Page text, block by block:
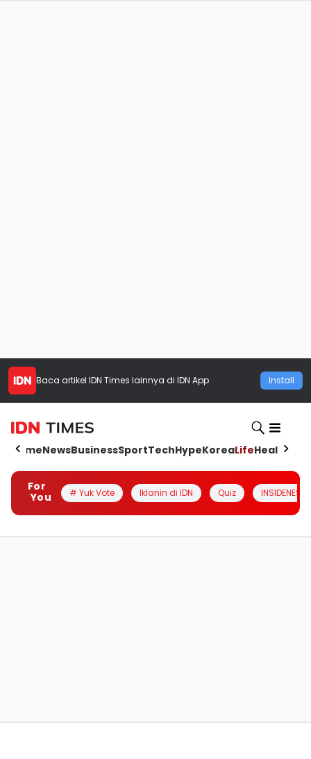
Baca artikel IDN Times lainnya di IDN App Install
HomeNewsBusinessSportTechHypeKoreaLifeHealth
For
You
# Yuk Vote Iklanin di IDN Quiz INSIDENESIA